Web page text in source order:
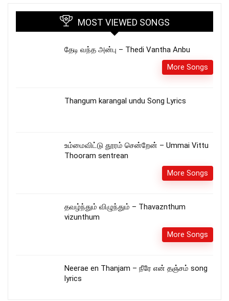
MOST VIEWED SONGS
தேடி வந்த அன்பு – Thedi Vantha Anbu
More Songs
Thangum karangal undu Song Lyrics
உம்மைவிட்டு தூரம் சென்றேன் – Ummai Vittu
Thooram sentrean
More Songs
தவழ்ந்தும் விழுந்தும் – Thavaznthum
vizunthum
More Songs
Neerae en Thanjam – நீரே என் தஞ்சம் song
lyrics